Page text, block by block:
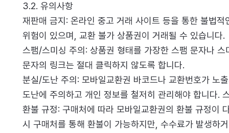
3.2. 유의사항
재판매 금지: 온라인 중고 거래 사이트 등을 통한 불법
위험이 있으며, 교환 불가 상품권이 거래될 수 있습니다.
스팸/스미싱 주의: 상품권 형태를 가장한 스팸 문자나
문자의 링크는 절대 클릭하지 않도록 합니다.
분실/도난 주의: 모바일교환권 바코드나 교환번호가 노
도난에 주의하고 개인 정보를 철저히 관리해야 합니다.
환불 규정: 구매처에 따라 모바일교환권의 환불 규정이
시 구매처를 통해 환불이 가능하지만, 수수료가 발생하